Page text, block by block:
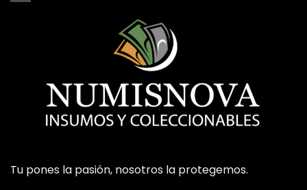
Tu pones la pasión, nosotros la protegemos.